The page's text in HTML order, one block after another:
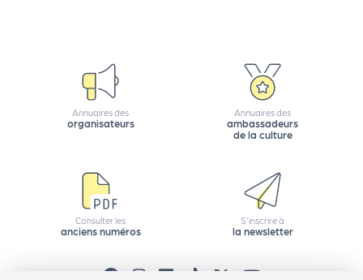
Annuaires des
organisateurs
Annuaires des
ambassadeurs
de la culture
Consulter les
anciens numéros
S'inscrire à
la newsletter
rvi
ce